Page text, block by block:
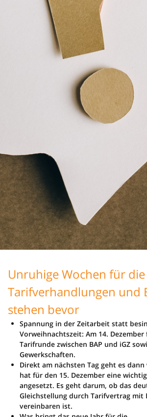
Unruhige Wochen für
Tarifverhandlungen und
stehen bevor
Spannung in der Zeitarbeit statt
Vorweihnachtszeit: Am 14.
Tarifrunde zwischen BAP und iGZ
Gewerkschaften.
Direkt am nächsten Tag geht es dann
hat für den 15. Dezember eine
angesetzt. Es geht darum, ob das
Gleichstellung durch Tarifvertrag mit
vereinbaren ist.